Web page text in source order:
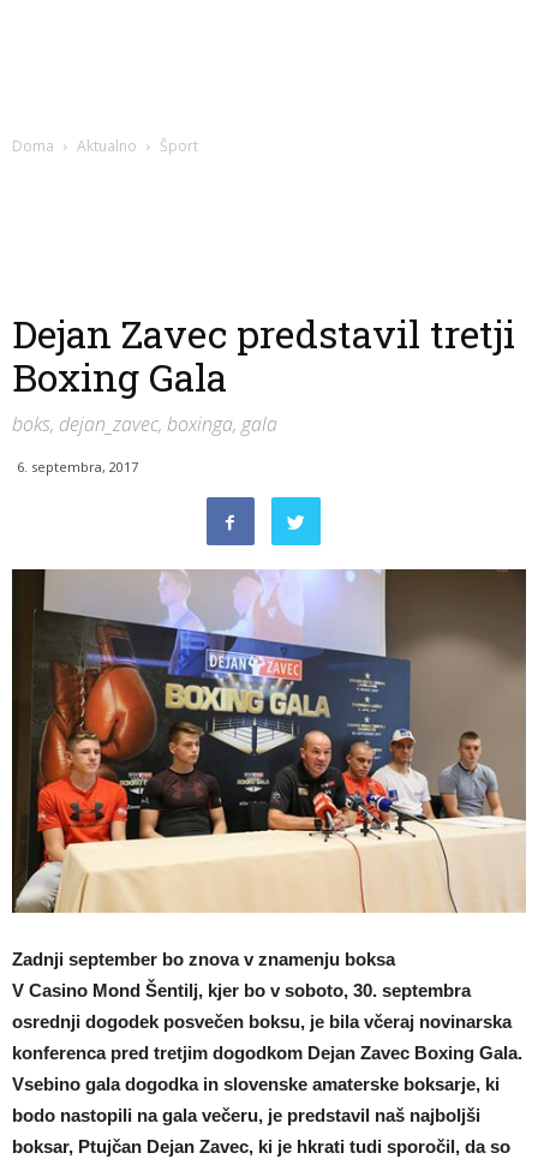
Doma Aktualno Šport
Dejan Zavec predstavil tretji
Boxing Gala
boks, dejan_zavec, boxinga, gala
6. septembra, 2017
Zadnji september bo znova v znamenju boksa
V Casino Mond Šentilj, kjer bo v soboto, 30. septembra
osrednji dogodek posvečen boksu, je bila včeraj novinarska
konferenca pred tretjim dogodkom Dejan Zavec Boxing Gala.
Vsebino gala dogodka in slovenske amaterske boksarje, ki
bodo nastopili na gala večeru, je predstavil naš najboljši
boksar, Ptujčan Dejan Zavec, ki je hkrati tudi sporočil, da so